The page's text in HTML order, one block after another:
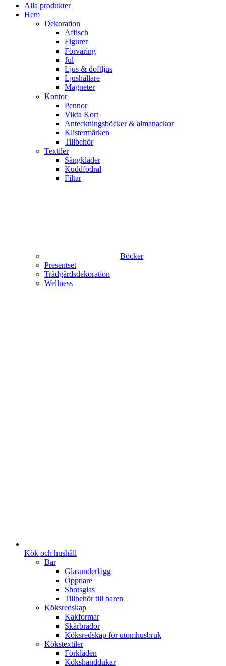
Alla produkter
Hem
Dekoration
Affisch
Figurer
Förvaring
Jul
Ljus & doftljus
Ljushållare
Magneter
Kontor
Pennor
Vikta Kort
Anteckningsböcker & almanackor
Klistermärken
Tillbehör
Textiler
Sängkläder
Kuddfodral
Filtar
Böcker
Presentset
Trädgårdsdekoration
Wellness
Kök och hushåll
Bar
Glasunderlägg
Öppnare
Shotsglas
Tillbehör till baren
Köksredskap
Kakformar
Skärbrädor
Köksredskap för utomhusbruk
Kökstextiler
Förkläden
Kökshanddukar